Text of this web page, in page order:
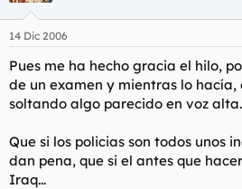
14 Dic 2006
Pues me ha hecho gracia el hilo,
de un examen y mientras lo hacía,
soltando algo parecido en voz alta.
Que si los policias son todos unos
dan pena, que si el antes que
Iraq...